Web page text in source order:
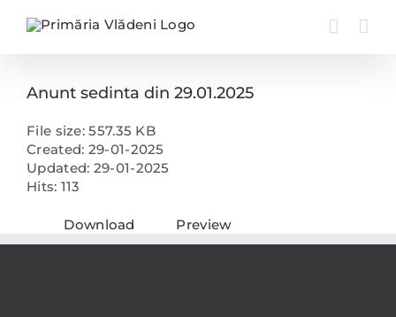
Anunt sedinta din 29.01.2025
File size: 557.35 KB
Created: 29-01-2025
Updated: 29-01-2025
Hits: 113
Download Preview